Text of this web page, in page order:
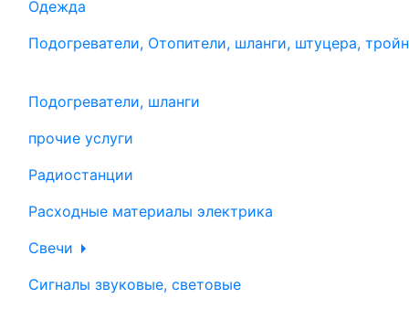
Одежда
Подогреватели, Отопители, шланги, штуцера,
Подогреватели, шланги
прочие услуги
Радиостанции
Расходные материалы электрика
Свечи
Сигналы звуковые, световые